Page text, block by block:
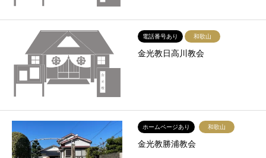
電話番号あり 和歌山
金光教日高川教会
ホームページあり 和歌山
金光教勝浦教会